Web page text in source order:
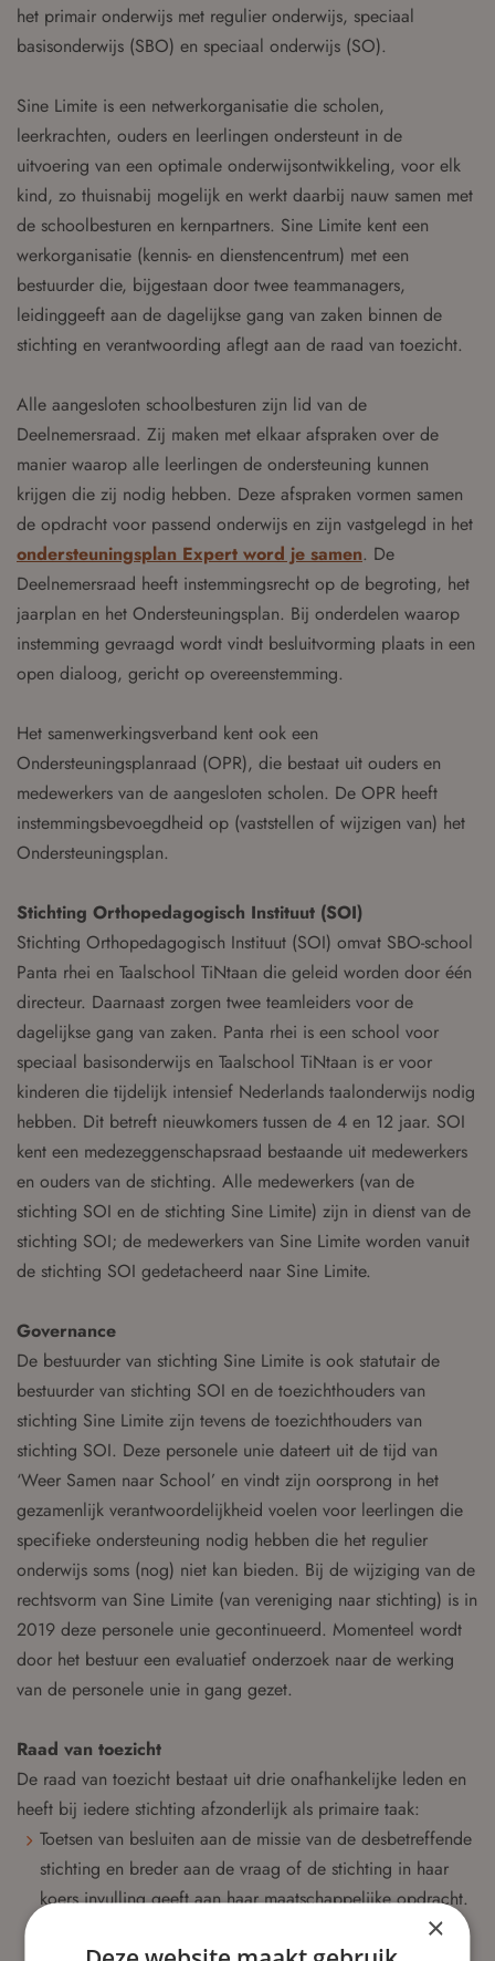
het primair onderwijs met regulier onderwijs, speciaal
basisonderwijs (SBO) en speciaal onderwijs (SO).
Sine Limite is een netwerkorganisatie die scholen,
leerkrachten, ouders en leerlingen ondersteunt in de
uitvoering van een optimale onderwijsontwikkeling, voor elk
kind, zo thuisnabij mogelijk en werkt daarbij nauw samen met
de schoolbesturen en kernpartners. Sine Limite kent een
werkorganisatie (kennis- en dienstencentrum) met een
bestuurder die, bijgestaan door twee teammanagers,
leidinggeeft aan de dagelijkse gang van zaken binnen de
stichting en verantwoording aflegt aan de raad van toezicht.
Alle aangesloten schoolbesturen zijn lid van de
Deelnemersraad. Zij maken met elkaar afspraken over de
manier waarop alle leerlingen de ondersteuning kunnen
krijgen die zij nodig hebben. Deze afspraken vormen samen
de opdracht voor passend onderwijs en zijn vastgelegd in het
ondersteuningsplan Expert word je samen. De
Deelnemersraad heeft instemmingsrecht op de begroting, het
jaarplan en het Ondersteuningsplan. Bij onderdelen waarop
instemming gevraagd wordt vindt besluitvorming plaats in een
open dialoog, gericht op overeenstemming.
Het samenwerkingsverband kent ook een
Ondersteuningsplanraad (OPR), die bestaat uit ouders en
medewerkers van de aangesloten scholen. De OPR heeft
instemmingsbevoegdheid op (vaststellen of wijzigen van) het
Ondersteuningsplan.
Stichting Orthopedagogisch Instituut (SOI)
Stichting Orthopedagogisch Instituut (SOI) omvat SBO-school
Panta rhei en Taalschool TiNtaan die geleid worden door één
directeur. Daarnaast zorgen twee teamleiders voor de
dagelijkse gang van zaken. Panta rhei is een school voor
speciaal basisonderwijs en Taalschool TiNtaan is er voor
kinderen die tijdelijk intensief Nederlands taalonderwijs nodig
hebben. Dit betreft nieuwkomers tussen de 4 en 12 jaar. SOI
kent een medezeggenschapsraad bestaande uit medewerkers
en ouders van de stichting. Alle medewerkers (van de
stichting SOI en de stichting Sine Limite) zijn in dienst van de
stichting SOI; de medewerkers van Sine Limite worden vanuit
de stichting SOI gedetacheerd naar Sine Limite.
Governance
De bestuurder van stichting Sine Limite is ook statutair de
bestuurder van stichting SOI en de toezichthouders van
stichting Sine Limite zijn tevens de toezichthouders van
stichting SOI. Deze personele unie dateert uit de tijd van
‘Weer Samen naar School’ en vindt zijn oorsprong in het
gezamenlijk verantwoordelijkheid voelen voor leerlingen die
specifieke ondersteuning nodig hebben die het regulier
onderwijs soms (nog) niet kan bieden. Bij de wijziging van de
rechtsvorm van Sine Limite (van vereniging naar stichting) is in
2019 deze personele unie gecontinueerd. Momenteel wordt
door het bestuur een evaluatief onderzoek naar de werking
van de personele unie in gang gezet.
Raad van toezicht
De raad van toezicht bestaat uit drie onafhankelijke leden en
heeft bij iedere stichting afzonderlijk als primaire taak:
Toetsen van besluiten aan de missie van de desbetreffende
stichting en breder aan de vraag of de stichting in haar
koers invulling geeft aan haar maatschappelijke opdracht.
×